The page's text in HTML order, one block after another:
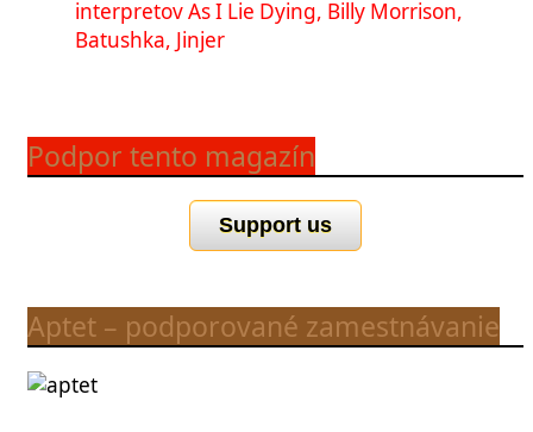
interpretov As I Lie Dying, Billy Morrison,
Batushka, Jinjer
Podpor tento magazín
Support us
Aptet – podporované zamestnávanie